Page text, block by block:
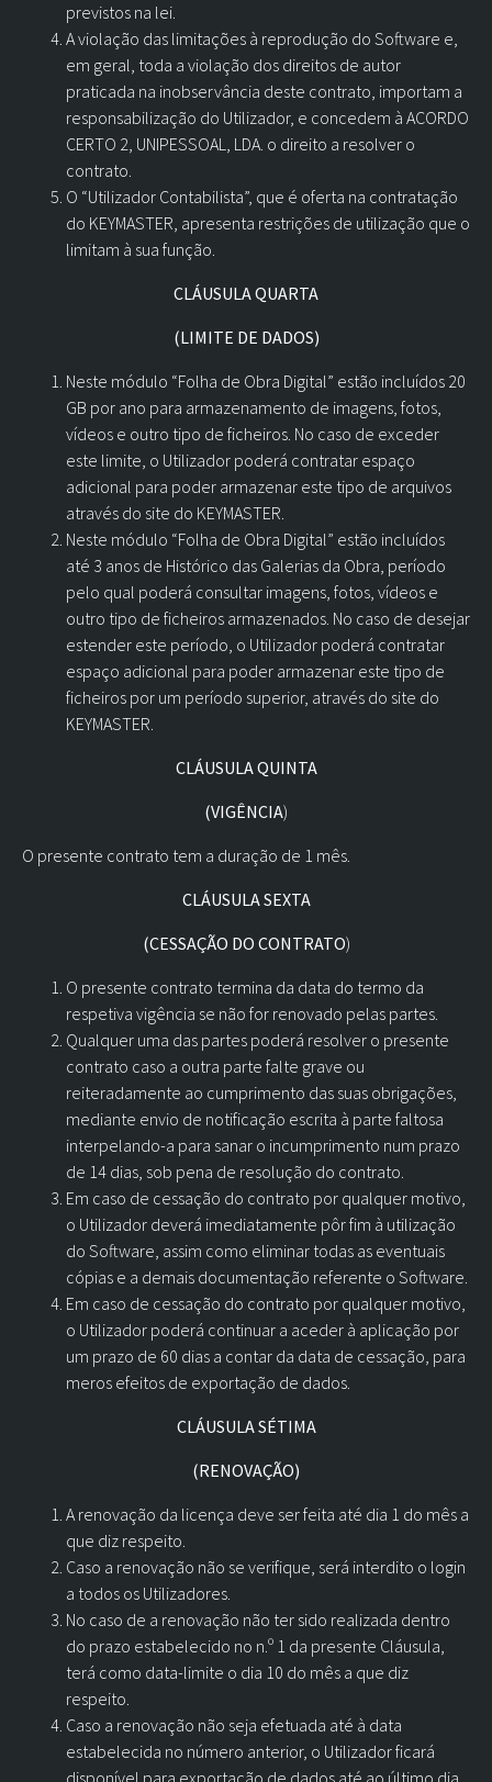
previstos na lei.
A violação das limitações à reprodução do Software e,
em geral, toda a violação dos direitos de autor
praticada na inobservância deste contrato, importam a
responsabilização do Utilizador, e concedem à ACORDO
CERTO 2, UNIPESSOAL, LDA. o direito a resolver o
contrato.
O “Utilizador Contabilista”, que é oferta na contratação
do KEYMASTER, apresenta restrições de utilização que o
limitam à sua função.
CLÁUSULA QUARTA
(LIMITE DE DADOS)
Neste módulo “Folha de Obra Digital” estão incluídos 20
GB por ano para armazenamento de imagens, fotos,
vídeos e outro tipo de ficheiros. No caso de exceder
este limite, o Utilizador poderá contratar espaço
adicional para poder armazenar este tipo de arquivos
através do site do KEYMASTER.
Neste módulo “Folha de Obra Digital” estão incluídos
até 3 anos de Histórico das Galerias da Obra, período
pelo qual poderá consultar imagens, fotos, vídeos e
outro tipo de ficheiros armazenados. No caso de desejar
estender este período, o Utilizador poderá contratar
espaço adicional para poder armazenar este tipo de
ficheiros por um período superior, através do site do
KEYMASTER.
CLÁUSULA QUINTA
(VIGÊNCIA)
O presente contrato tem a duração de 1 mês.
CLÁUSULA SEXTA
(CESSAÇÃO DO CONTRATO)
O presente contrato termina da data do termo da
respetiva vigência se não for renovado pelas partes.
Qualquer uma das partes poderá resolver o presente
contrato caso a outra parte falte grave ou
reiteradamente ao cumprimento das suas obrigações,
mediante envio de notificação escrita à parte faltosa
interpelando-a para sanar o incumprimento num prazo
de 14 dias, sob pena de resolução do contrato.
Em caso de cessação do contrato por qualquer motivo,
o Utilizador deverá imediatamente pôr fim à utilização
do Software, assim como eliminar todas as eventuais
cópias e a demais documentação referente o Software.
Em caso de cessação do contrato por qualquer motivo,
o Utilizador poderá continuar a aceder à aplicação por
um prazo de 60 dias a contar da data de cessação, para
meros efeitos de exportação de dados.
CLÁUSULA SÉTIMA
(RENOVAÇÃO)
A renovação da licença deve ser feita até dia 1 do mês a
que diz respeito.
Caso a renovação não se verifique, será interdito o login
a todos os Utilizadores.
No caso de a renovação não ter sido realizada dentro
do prazo estabelecido no n.º 1 da presente Cláusula,
terá como data-limite o dia 10 do mês a que diz
respeito.
Caso a renovação não seja efetuada até à data
estabelecida no número anterior, o Utilizador ficará
disponível para exportação de dados até ao último dia